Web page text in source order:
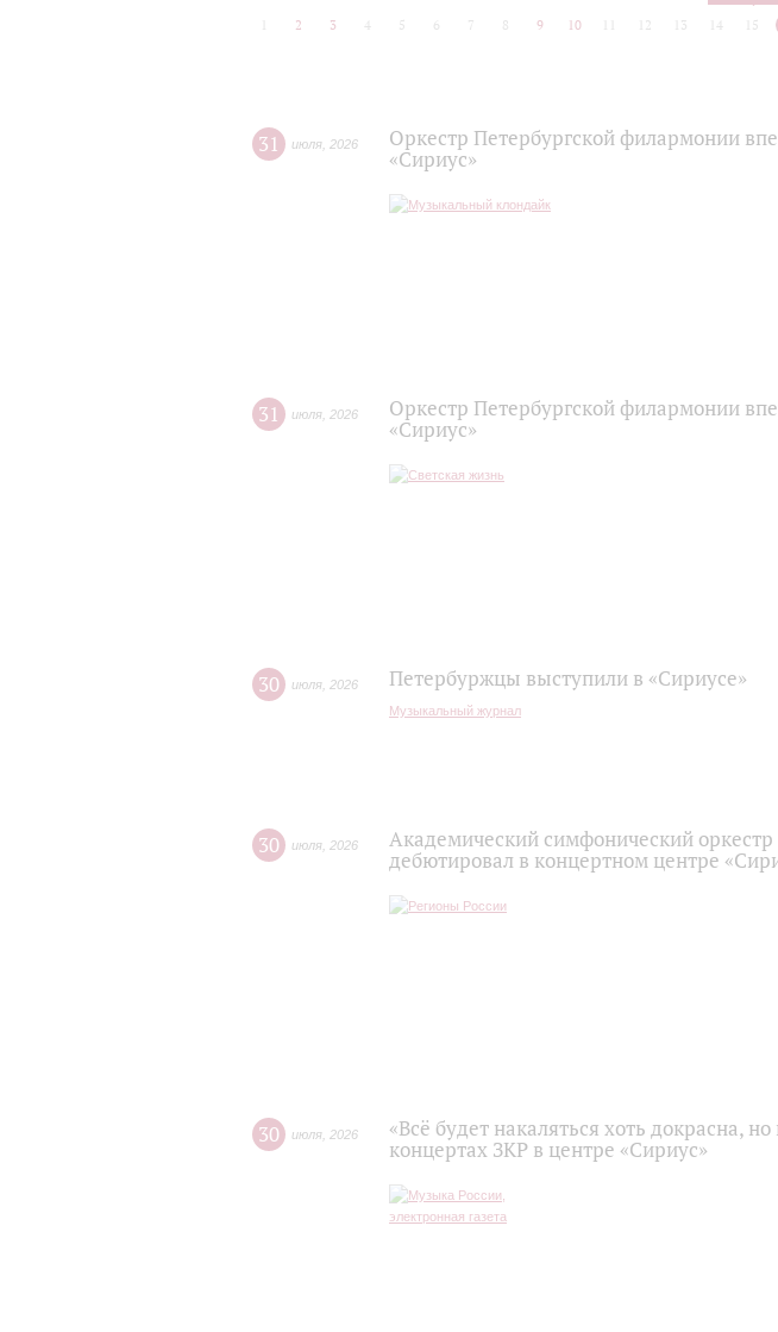
2 3 4 5 6 7 8 9 10 12 13 14 15
31 июля 2026
Оркестр Петербургской филармонии
«Сириус»
31 июля 2026
Оркестр Петербургской филармонии
«Сириус»
30 июля 2026 Петербуржцы выступили в «Сириусе»
Музыкальный журнал
30 июля 2026
Академический симфонический
дебютировал в концертном центре
30 июля 2026
«Всё будет накаляться хоть докрасна,
концертах ЗКР в центре «Сириус»